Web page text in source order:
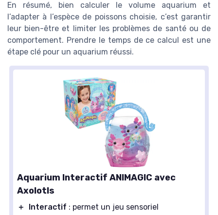
En résumé, bien calculer le volume aquarium et
l’adapter à l’espèce de poissons choisie, c’est garantir
leur bien-être et limiter les problèmes de santé ou de
comportement. Prendre le temps de ce calcul est une
étape clé pour un aquarium réussi.
Aquarium Interactif ANIMAGIC avec
Axolotls
＋ Interactif : permet un jeu sensoriel